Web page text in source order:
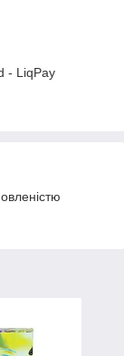
- LiqPay